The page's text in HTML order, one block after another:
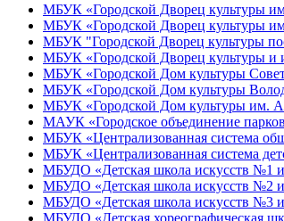
МБУК «Городской Дворец культуры
МБУК «Городской Дворец культуры
МБУК "Городской Дворец культуры
МБУК «Городской Дворец культуры и
МБУК «Городской Дом культуры
МБУК «Городской Дом культуры
МБУК «Городской Дом культуры им.
МАУК «Городское объединение
МБУК «Централизованная система
МБУК «Централизованная система
МБУДО «Детская школа искусств №1
МБУДО «Детская школа искусств №2
МБУДО «Детская школа искусств №3
МБУДО «Детская хореографическая